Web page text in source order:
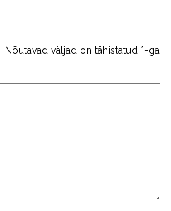
Nõutavad väljad on tähistatud *-ga